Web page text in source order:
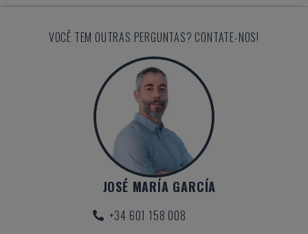
VOCÊ TEM OUTRAS PERGUNTAS? CONTATE-NOS!
JOSÉ MARÍA GARCÍA
+34 601 158 008